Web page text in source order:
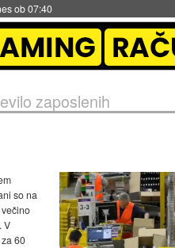
zaposlenih
so na
V
60